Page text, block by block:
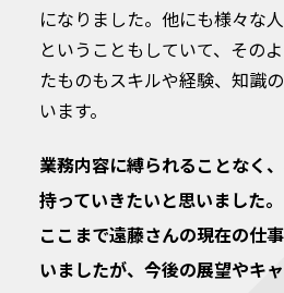
になりました。他にも様々な
ということもしていて、その
たものもスキルや経験、知識
います。
業務内容に縛られることなく
持っていきたいと思いました。
ここまで遠藤さんの現在の仕
いましたが、今後の展望やキ